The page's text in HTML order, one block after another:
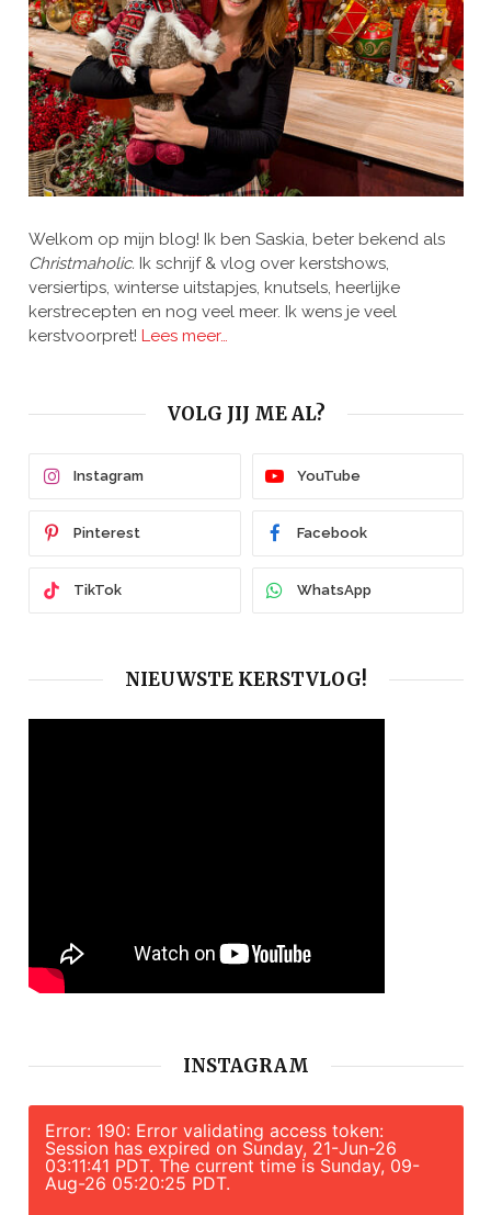
Welkom op mijn blog! Ik ben Saskia, beter bekend als
Christmaholic. Ik schrijf & vlog over kerstshows,
versiertips, winterse uitstapjes, knutsels, heerlijke
kerstrecepten en nog veel meer. Ik wens je veel
kerstvoorpret! Lees meer…
VOLG JIJ ME AL?
Instagram YouTube
Pinterest Facebook
TikTok WhatsApp
NIEUWSTE KERSTVLOG!
INSTAGRAM
Error: 190: Error validating access token:
Session has expired on Sunday, 21-Jun-26
03:11:41 PDT. The current time is Sunday, 09-
Aug-26 05:20:25 PDT.